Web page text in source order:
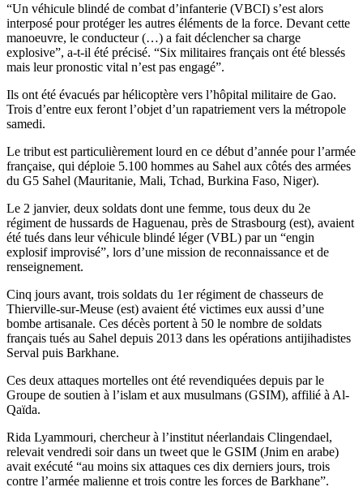
“Un véhicule blindé de combat d’infanterie (VBCI) s’est alors
interposé pour protéger les autres éléments de la force. Devant cette
manoeuvre, le conducteur (…) a fait déclencher sa charge
explosive”, a-t-il été précisé. “Six militaires français ont été blessés
mais leur pronostic vital n’est pas engagé”.
Ils ont été évacués par hélicoptère vers l’hôpital militaire de Gao.
Trois d’entre eux feront l’objet d’un rapatriement vers la métropole
samedi.
Le tribut est particulièrement lourd en ce début d’année pour l’armée
française, qui déploie 5.100 hommes au Sahel aux côtés des armées
du G5 Sahel (Mauritanie, Mali, Tchad, Burkina Faso, Niger).
Le 2 janvier, deux soldats dont une femme, tous deux du 2e
régiment de hussards de Haguenau, près de Strasbourg (est), avaient
été tués dans leur véhicule blindé léger (VBL) par un “engin
explosif improvisé”, lors d’une mission de reconnaissance et de
renseignement.
Cinq jours avant, trois soldats du 1er régiment de chasseurs de
Thierville-sur-Meuse (est) avaient été victimes eux aussi d’une
bombe artisanale. Ces décès portent à 50 le nombre de soldats
français tués au Sahel depuis 2013 dans les opérations antijihadistes
Serval puis Barkhane.
Ces deux attaques mortelles ont été revendiquées depuis par le
Groupe de soutien à l’islam et aux musulmans (GSIM), affilié à Al-
Qaïda.
Rida Lyammouri, chercheur à l’institut néerlandais Clingendael,
relevait vendredi soir dans un tweet que le GSIM (Jnim en arabe)
avait exécuté “au moins six attaques ces dix derniers jours, trois
contre l’armée malienne et trois contre les forces de Barkhane”.